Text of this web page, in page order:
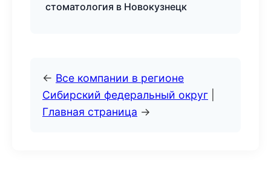
стоматология в Новокузнецк
← Все компании в регионе
Сибирский федеральный округ
Главная страница →